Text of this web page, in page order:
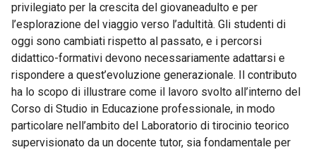
privilegiato per la crescita del giovaneadulto e per
l’esplorazione del viaggio verso l’adultità. Gli studenti di
oggi sono cambiati rispetto al passato, e i percorsi
didattico-formativi devono necessariamente adattarsi e
rispondere a quest’evoluzione generazionale. Il contributo
ha lo scopo di illustrare come il lavoro svolto all’interno del
Corso di Studio in Educazione professionale, in modo
particolare nell’ambito del Laboratorio di tirocinio teorico
supervisionato da un docente tutor, sia fondamentale per